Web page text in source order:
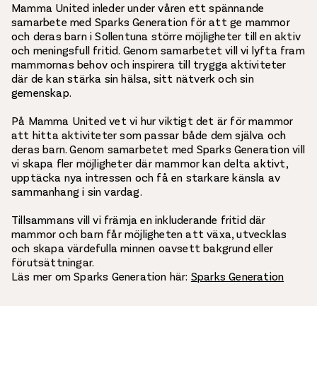
Mamma United inleder under våren ett spännande
samarbete med Sparks Generation för att ge mammor
och deras barn i Sollentuna större möjligheter till en aktiv
och meningsfull fritid. Genom samarbetet vill vi lyfta fram
mammornas behov och inspirera till trygga aktiviteter
där de kan stärka sin hälsa, sitt nätverk och sin
gemenskap.
På Mamma United vet vi hur viktigt det är för mammor
att hitta aktiviteter som passar både dem själva och
deras barn. Genom samarbetet med Sparks Generation vill
vi skapa fler möjligheter där mammor kan delta aktivt,
upptäcka nya intressen och få en starkare känsla av
sammanhang i sin vardag.
Tillsammans vill vi främja en inkluderande fritid där
mammor och barn får möjligheten att växa, utvecklas
och skapa värdefulla minnen oavsett bakgrund eller
förutsättningar.
Läs mer om Sparks Generation här: Sparks Generation